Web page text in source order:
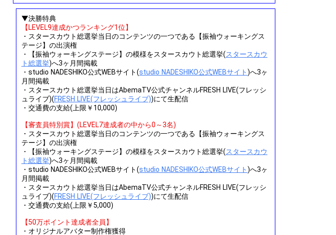
▼決勝特典
【LEVEL9達成かつランキング1位】
・スタースカウト総選挙当日のコンテンツの一つである【振袖ウォーキングス
テージ】の出演権
・【振袖ウォーキングステージ】の模様をスタースカウト総選挙(スタースカウ
ト総選挙)へ3ヶ月間掲載
・studio NADESHIKO公式WEBサイト(studio NADESHIKO公式WEBサイト)へ3ヶ
月間掲載
・スタースカウト総選挙当日はAbemaTV公式チャンネルFRESH LIVE(フレッシ
ュライブ)(FRESH LIVE(フレッシュライブ))にて生配信
・交通費の支給(上限￥10,000)
【審査員特別賞】(LEVEL7達成者の中から0～3名)
・スタースカウト総選挙当日のコンテンツの一つである【振袖ウォーキングス
テージ】の出演権
・【振袖ウォーキングステージ】の模様をスタースカウト総選挙(スタースカウ
ト総選挙)へ3ヶ月間掲載
・studio NADESHIKO公式WEBサイト(studio NADESHIKO公式WEBサイト)へ3ヶ
月間掲載
・スタースカウト総選挙当日はAbemaTV公式チャンネルFRESH LIVE(フレッシ
ュライブ)(FRESH LIVE(フレッシュライブ))にて生配信
・交通費の支給(上限￥5,000)
【50万ポイント達成者全員】
・オリジナルアバター制作権獲得